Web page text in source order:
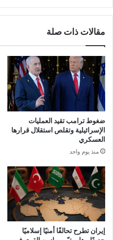
مقالات ذات صلة
ضغوط ترامب تقيد العمليات
الإسرائيلية وتقلص استقلال قرارها
العسكري
منذ يوم واحد
إيران تطرح تحالفًا أمنيًا إسلاميًا